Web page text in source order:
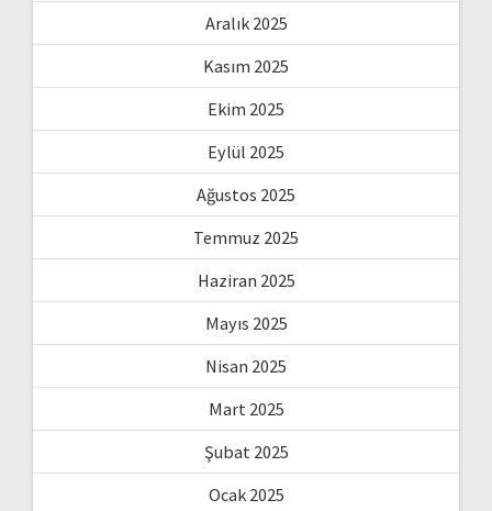
Aralık 2025
Kasım 2025
Ekim 2025
Eylül 2025
Ağustos 2025
Temmuz 2025
Haziran 2025
Mayıs 2025
Nisan 2025
Mart 2025
Şubat 2025
Ocak 2025